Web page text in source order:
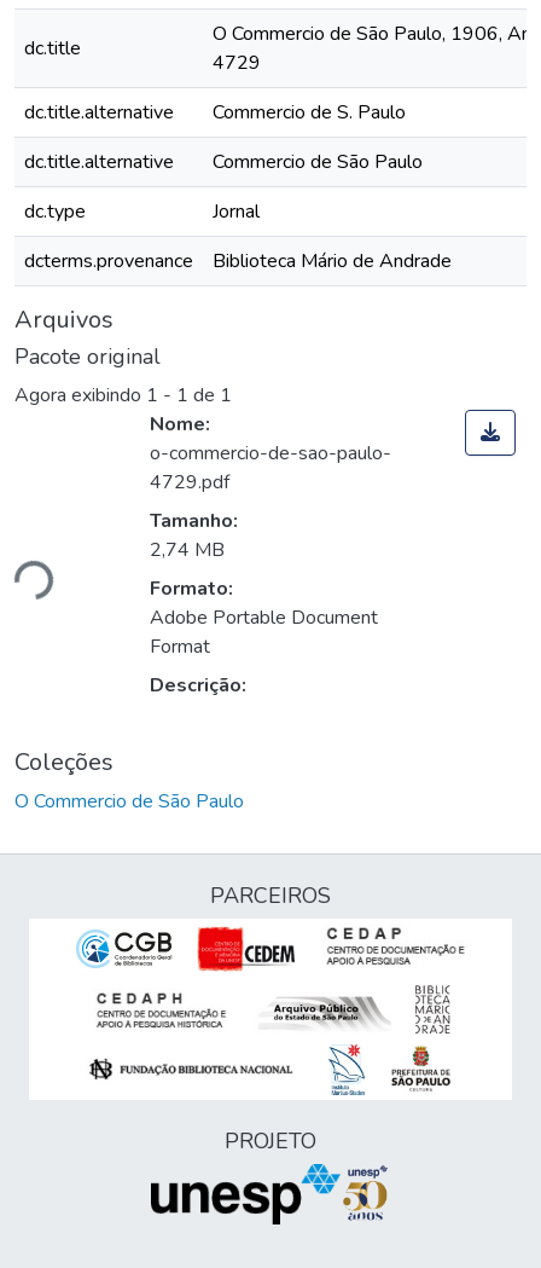
dc.title
O Commercio de São Paulo, 1906,
4729
dc.title.alternative
Commercio de S. Paulo
dc.title.alternative
Commercio de São Paulo
dc.type
Jornal
dcterms.provenance
Biblioteca Mário de Andrade
Arquivos
Pacote original
Agora exibindo 1 - 1 de 1
Nome:
o-commercio-de-sao-paulo-
4729.pdf
Tamanho:
2,74 MB
Formato:
Adobe Portable Document
Format
Descrição:
Coleções
O Commercio de São Paulo
PARCEIROS
PROJETO